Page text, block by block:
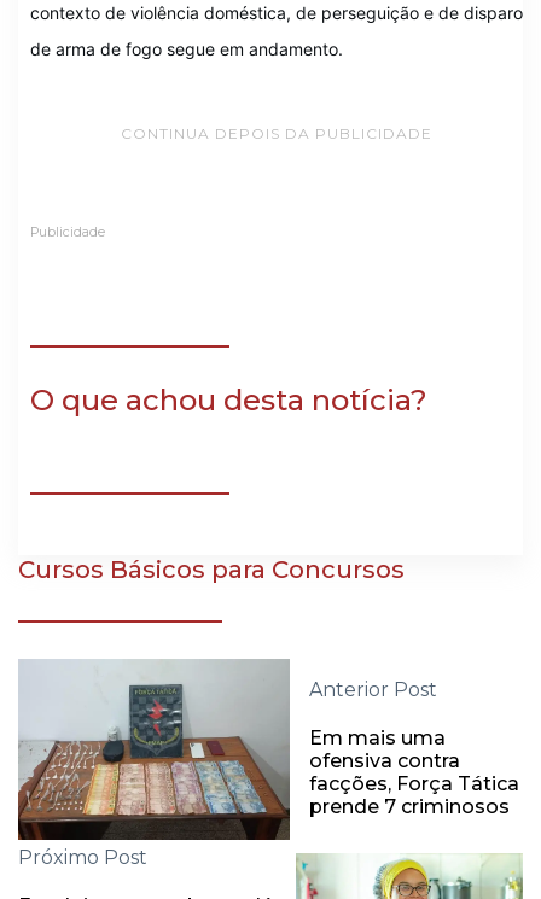
contexto de violência doméstica, de perseguição e de disparo
de arma de fogo segue em andamento.
CONTINUA DEPOIS DA PUBLICIDADE
Publicidade
O que achou desta notícia?
Cursos Básicos para Concursos
Anterior Post
Em mais uma
ofensiva contra
facções, Força Tática
prende 7 criminosos
Próximo Post